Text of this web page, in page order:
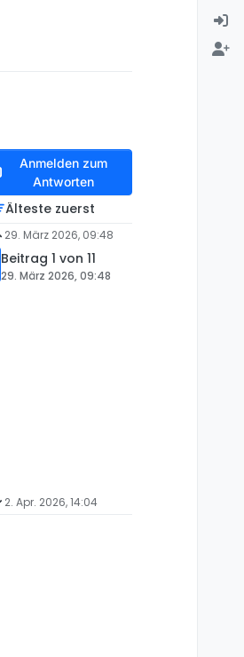
Anmelden zum
Antworten
Älteste zuerst
29. März 2026, 09:48
Beitrag 1 von 11
29. März 2026, 09:48
2. Apr. 2026, 14:04